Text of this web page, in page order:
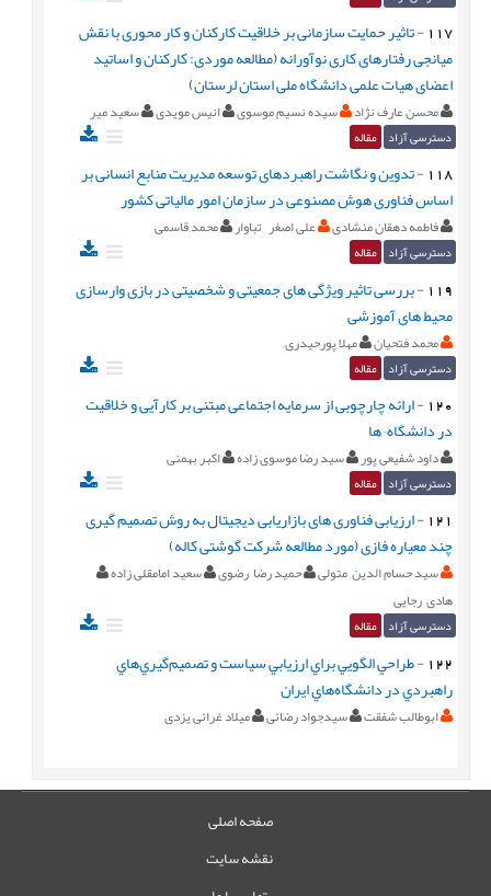
117
-تاثیر حمایت سازمانی بر خلاقیت کارکنان و کار محوری با نقش
میانجی رفتارهای کاری نوآورانه (مطالعه موردی: کارکنان و اساتید
اعضای هیات علمی دانشگاه ملی استان لرستان)
محسن عارف نژاد سیده نسیم موسوی انیس مویدی سعید میر
دسترسی آزاد مقاله
118
-تدوین و نگاشت راهبردهای توسعه مدیریت منابع انسانی بر
اساس فناوری هوش مصنوعی در سازمان امور مالیاتی کشور
فاطمه دهقان منشادی علی اصغر تباوار محمد قاسمی
دسترسی آزاد مقاله
119
-بررسی تاثیر ویژگی های جمعیتی و شخصیتی در بازی وارسازی
محیط های آموزشی
محمد فتحیان مهلا پورحیدری
دسترسی آزاد مقاله
120
-ارائه چارچوبی از سرمایه اجتماعی مبتنی بر کارآیی و خلاقیت
در دانشگاه¬ها
داود شفیعی پور سید رضا موسوی زاده اکبر بهمنی
دسترسی آزاد مقاله
121
-ارزیابی فناوری های بازاریابی دیجیتال به روش تصمیم گیری
چند معیاره فازی (مورد مطالعه شرکت گوشتی کاله)
سید حسام الدین متولی حمید رضا رضوی سعید امامقلی زاده
هادی رجایی
دسترسی آزاد مقاله
122
-طراحي الگويي براي ارزيابي سياست و تصميم‌گيري‌هاي
راهبردي در دانشگاه‌هاي ايران
ابوطالب شفقت سیدجواد رضائی میلاد غرائی یزدی
صفحه اصلی
نقشه سایت